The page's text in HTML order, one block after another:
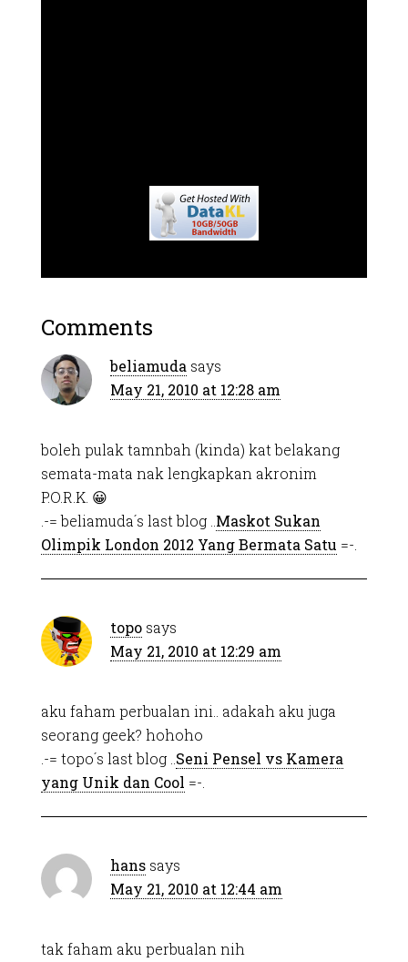
Comments
beliamuda says
May 21, 2010 at 12:28 am
boleh pulak tamnbah (kinda) kat belakang
semata-mata nak lengkapkan akronim
P.O.R.K. 😀
.-= beliamuda´s last blog .. Maskot Sukan
Olimpik London 2012 Yang Bermata Satu =-.
topo says
May 21, 2010 at 12:29 am
aku faham perbualan ini.. adakah aku juga
seorang geek? hohoho
.-= topo´s last blog .. Seni Pensel vs Kamera
yang Unik dan Cool =-.
hans says
May 21, 2010 at 12:44 am
tak faham aku perbualan nih